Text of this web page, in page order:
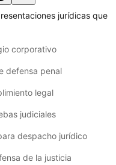
jurídicas que
corporativo
defensa penal
legal
judiciales
despacho jurídico
de la justicia